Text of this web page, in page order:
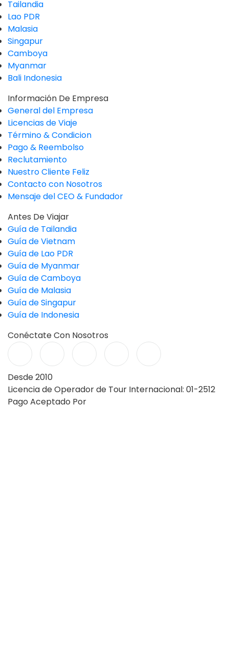
Tailandia
Lao PDR
Malasia
Singapur
Camboya
Myanmar
Bali Indonesia
Información De Empresa
General del Empresa
Licencias de Viaje
Término & Condicion
Pago & Reembolso
Reclutamiento
Nuestro Cliente Feliz
Contacto con Nosotros
Mensaje del CEO & Fundador
Antes De Viajar
Guía de Tailandia
Guía de Vietnam
Guía de Lao PDR
Guía de Myanmar
Guía de Camboya
Guía de Malasia
Guía de Singapur
Guía de Indonesia
Conéctate Con Nosotros
Desde 2010
Licencia de Operador de Tour Internacional: 01-2512
Pago Aceptado Por